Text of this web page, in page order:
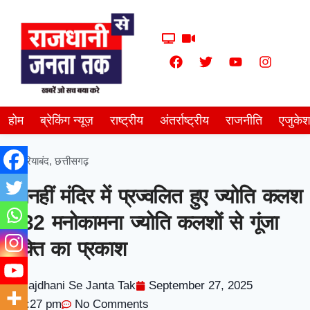
होम ब्रेकिंग न्यूज़ राष्ट्रीय अंतर्राष्ट्रीय राजनीति
गरियाबंद,छत्तीसगढ़
टेंगनहीं मंदिर में प्रज्वलित हुए ज्योति कलश
,932 मनोकामना ज्योति कलशों से गूंजा
भक्ति का प्रकाश
Rajdhani Se Janta Tak
September 27, 2025
7:27 pm
No Comments